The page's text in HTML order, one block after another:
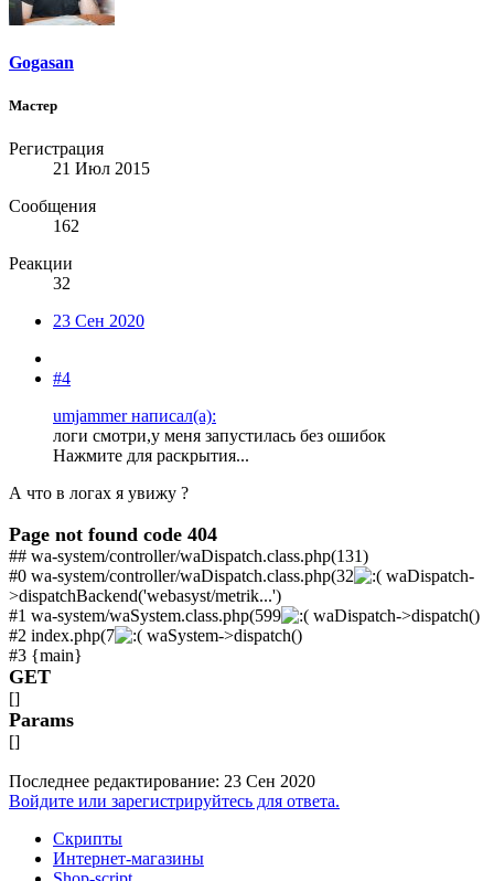
Gogasan
Мастер
Регистрация
21 Июл 2015
Сообщения
162
Реакции
32
23 Сен 2020
#4
umjammer написал(а):
логи смотри,у меня запустилась без ошибок
Нажмите для раскрытия...
А что в логах я увижу ?
Page not found code 404
## wa-system/controller/waDispatch.class.php(131)
#0 wa-system/controller/waDispatch.class.php(32
waDispatch-
>dispatchBackend('webasyst/metrik...')
#1 wa-system/waSystem.class.php(599
waDispatch->dispatch()
#2 index.php(7
waSystem->dispatch()
#3 {main}
GET
[]
Params
[]
Последнее редактирование: 23 Сен 2020
Войдите или зарегистрируйтесь для ответа.
Скрипты
Интернет-магазины